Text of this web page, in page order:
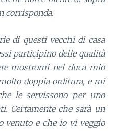
corrisponda.
di questi vecchi di casa
participino delle qualità
mostromi nel duca mio
doppia orditura, e mi
le servissono per uno
Certamente che sarà un
venuto e che io vi veggio